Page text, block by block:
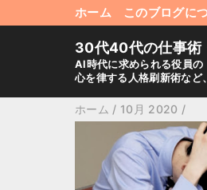
ホーム このブログに
30代40代の仕事術
AI時代に求められる役員
心を律する人格刷新術など
ホーム / 10月 2020 /